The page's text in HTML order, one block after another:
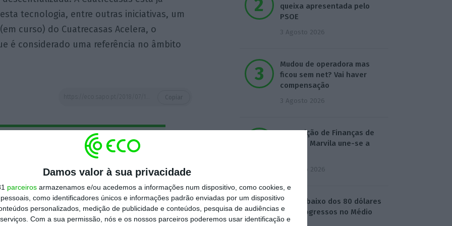
Damos valor à sua privacidade
parceiros armazenamos e/ou acedemos a informações num dispositivo, como cookies, e
como identificadores únicos e informações padrão enviadas por um dispositivo
personalizados, medição de publicidade e conteúdos, pesquisa de audiências e
Com a sua permissão, nós e os nossos parceiros poderemos usar identificação e
tecnologia, entre outras iniciativas, um
curso) do Cuatrecasas Acelera, o
é considerado uma referência no âmbito
Premium
é mais importante do que
e rigoroso.
e tenha acesso a notícias
queixa apresentada pelo
PSOE
3 Agosto 2026
Mudou de operadora mas
ficou sem net? Vai haver
compensação
3 Agosto 2026
Repartição de Finanças de
Beato e Marvila une-se a
4 Agosto 2026
Brent abaixo dos 80 dólares
com progressos no Médio
Oriente